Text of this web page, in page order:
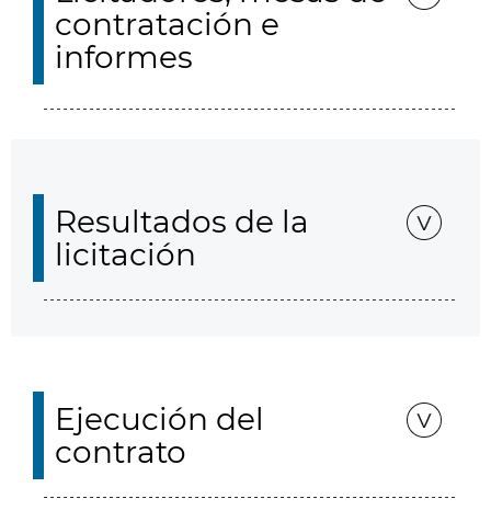
contratación e
informes
Resultados de la
licitación
Ejecución del
contrato